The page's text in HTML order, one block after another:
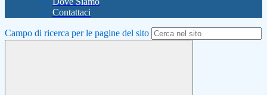
Contattaci
Campo di ricerca per le pagine del sito